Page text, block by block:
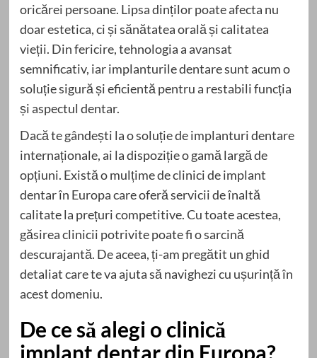
oricărei persoane. Lipsa dinților poate afecta nu
doar estetica, ci și sănătatea orală și calitatea
vieții. Din fericire, tehnologia a avansat
semnificativ, iar implanturile dentare sunt acum o
soluție sigură și eficientă pentru a restabili funcția
și aspectul dentar.
Dacă te gândești la o soluție de implanturi dentare
internaționale, ai la dispoziție o gamă largă de
opțiuni. Există o mulțime de clinici de implant
dentar în Europa care oferă servicii de înaltă
calitate la prețuri competitive. Cu toate acestea,
găsirea clinicii potrivite poate fi o sarcină
descurajantă. De aceea, ți-am pregătit un ghid
detaliat care te va ajuta să navighezi cu ușurință în
acest domeniu.
De ce să alegi o clinică
implant dentar din Europa?